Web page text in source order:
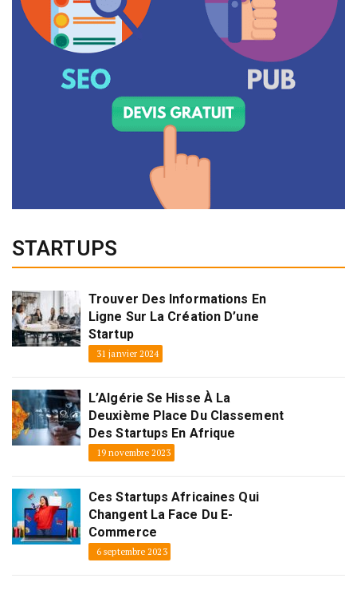
STARTUPS
Trouver Des Informations En
Ligne Sur La Création D’une
Startup
31 janvier 2024
L’Algérie Se Hisse À La
Deuxième Place Du Classement
Des Startups En Afrique
19 novembre 2023
Ces Startups Africaines Qui
Changent La Face Du E-
Commerce
6 septembre 2023